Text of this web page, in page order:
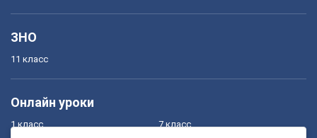
ЗНО
11 класс
Онлайн уроки
1 класс 7 класс